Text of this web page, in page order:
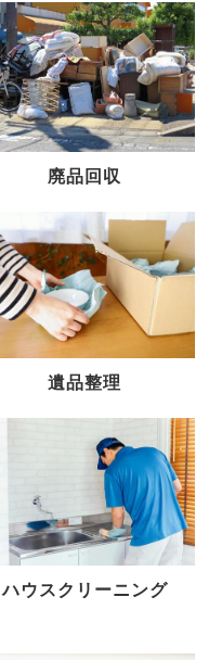
廃品回収
遺品整理
ハウスクリーニング